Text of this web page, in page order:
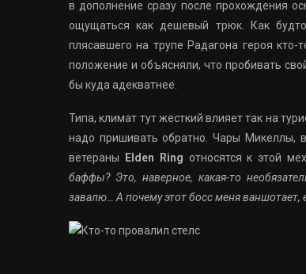
в дополнение сразу после прохождения
ощущаться как дешевый трюк. Как
плясавшего на трупе Радагона героя
положение и объясняли, что пробивать
бы куда адекватнее.
Типа, климат тут жесткий влияет так на
надо пришивать обратно. Чары Микеллы,
ветераны
Elden Ring относятся к этой
баффы? Это, наверное, какая-то
завалю… А почему этот босс меня